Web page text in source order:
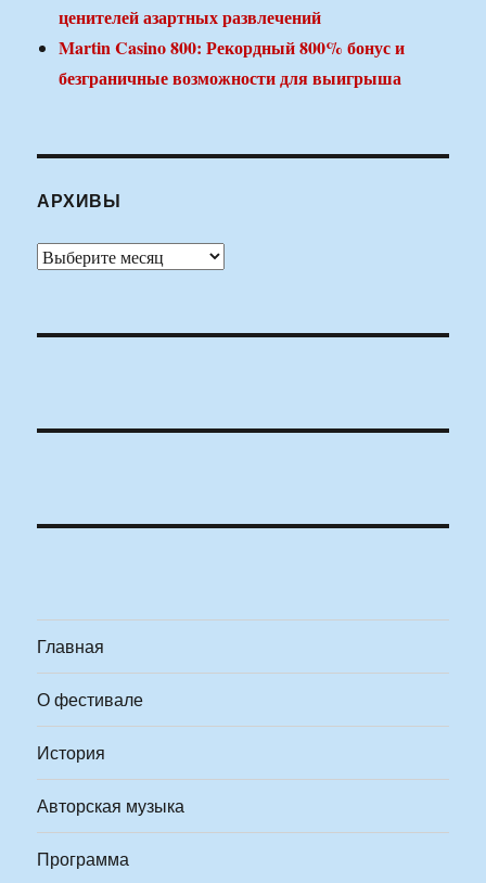
ценителей азартных развлечений
Martin Casino 800: Рекордный 800% бонус и
безграничные возможности для выигрыша
АРХИВЫ
Архивы
Главная
О фестивале
История
Авторская музыка
Программа